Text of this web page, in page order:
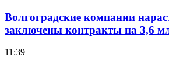
Волгоградские компании
заключены контракты на 3,6
11:39